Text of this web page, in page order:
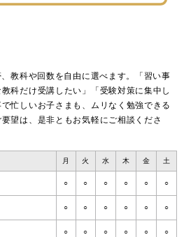
教科や回数を自由に選べます。「習い事
科だけ受講したい」「受験対策に集中し
忙しいお子さまも、ムリなく勉強できる
望は、是非ともお気軽にご相談くださ
月 火 水 木 金 土
○ ○ ○ ○ ○ ○
○ ○ ○ ○ ○ ○
○ ○ ○ ○ ○ ○